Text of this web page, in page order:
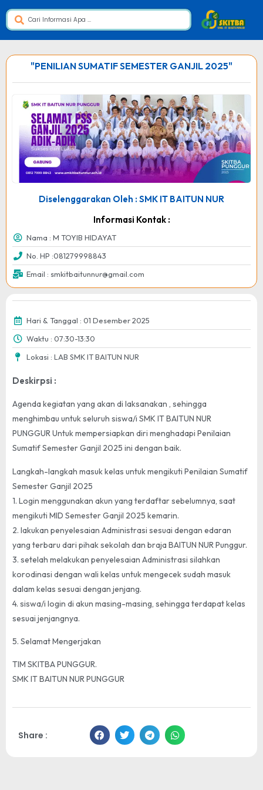
"PENILIAN SUMATIF SEMESTER GANJIL 2025"
Diselenggarakan Oleh : SMK IT BAITUN NUR
Informasi Kontak :
Nama : M TOYIB HIDAYAT
No. HP :081279998843
Email : smkitbaitunnur@gmail.com
Hari & Tanggal : 01 Desember 2025
Waktu : 07:30-13:30
Lokasi : LAB SMK IT BAITUN NUR
Deskirpsi :
Agenda kegiatan yang akan di laksanakan , sehingga
menghimbau untuk seluruh siswa/i SMK IT BAITUN NUR
PUNGGUR Untuk mempersiapkan diri menghadapi Penilaian
Sumatif Semester Ganjil 2025 ini dengan baik.
Langkah-langkah masuk kelas untuk mengikuti Penilaian Sumatif
Semester Ganjil 2025
1. Login menggunakan akun yang terdaftar sebelumnya, saat
mengikuti MID Semester Ganjil 2025 kemarin.
2. lakukan penyelesaian Administrasi sesuai dengan edaran
yang terbaru dari pihak sekolah dan braja BAITUN NUR Punggur.
3. setelah melakukan penyelesaian Administrasi silahkan
korodinasi dengan wali kelas untuk mengecek sudah masuk
dalam kelas sesuai dengan jenjang.
4. siswa/i login di akun masing-masing, sehingga terdapat kelas
sesuai jenjangnya.
5. Selamat Mengerjakan
TIM SKITBA PUNGGUR.
SMK IT BAITUN NUR PUNGGUR
Share :